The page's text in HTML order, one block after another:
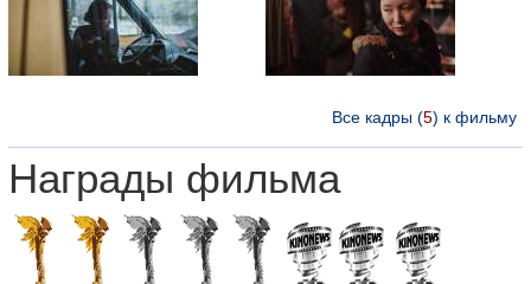
Все кадры (5) к фильму
Награды фильма